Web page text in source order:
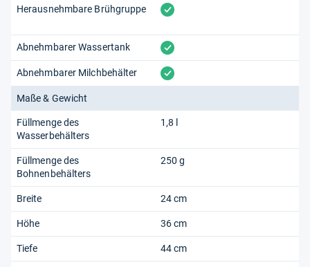
Herausnehmbare Brühgruppe vorhanden
Abnehmbarer Wassertank vorhanden
Abnehmbarer Milchbehälter vorhanden
Maße & Gewicht
Füllmenge des
Wasserbehälters
1,8 l
Füllmenge des
Bohnenbehälters
250 g
Breite 24 cm
Höhe 36 cm
Tiefe 44 cm